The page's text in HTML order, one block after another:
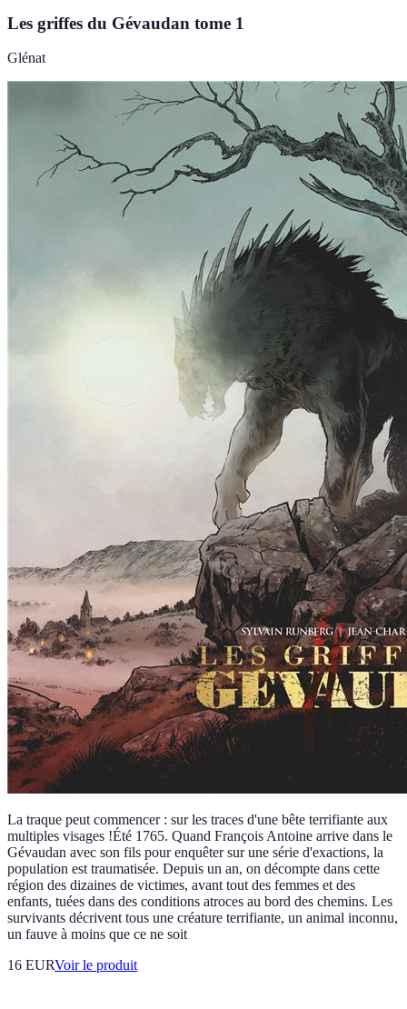
Les griffes du Gévaudan tome 1
Glénat
La traque peut commencer : sur les traces d'une bête terrifiante aux
multiples visages !Été 1765. Quand François Antoine arrive dans le
Gévaudan avec son fils pour enquêter sur une série d'exactions, la
population est traumatisée. Depuis un an, on décompte dans cette
région des dizaines de victimes, avant tout des femmes et des
enfants, tuées dans des conditions atroces au bord des chemins. Les
survivants décrivent tous une créature terrifiante, un animal inconnu,
un fauve à moins que ce ne soit
16 EURVoir le produit